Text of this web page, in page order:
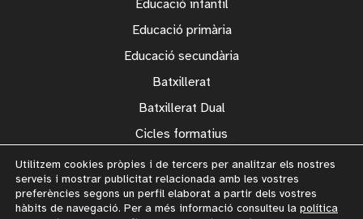
Educació infantil
Educació primària
Educació secundària
Batxillerat
Batxillerat Dual
Cicles formatius
Formació professional
Utilitzem cookies pròpies i de tercers per analitzar els nostres
serveis i mostrar publicitat relacionada amb les vostres
preferències segons un perfil elaborat a partir dels vostres
hàbits de navegació. Per a més informació consulteu la política